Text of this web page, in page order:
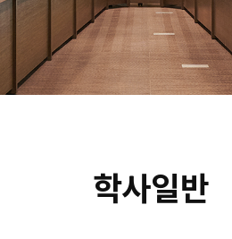
학사일반